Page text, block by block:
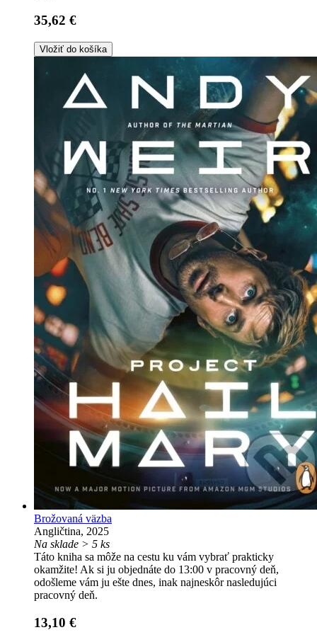
35,62 €
Vložiť do košíka
Brožovaná väzba
Angličtina, 2025
Na sklade > 5 ks
Táto kniha sa môže na cestu ku vám vybrať prakticky
okamžite! Ak si ju objednáte do 13:00 v pracovný deň,
odošleme vám ju ešte dnes, inak najneskôr nasledujúci
pracovný deň.
13,10 €